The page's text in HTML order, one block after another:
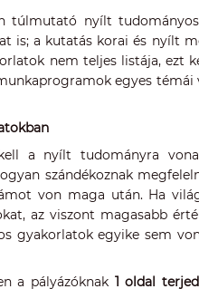
túlmutató nyílt
is; a kutatás korai és nyílt
nem teljes listája, ezt
egyes
a nyílt tudományra
szándékoznak
von maga után. Ha
az viszont magasabb
gyakorlatok egyike sem
a pályázóknak 1 oldal